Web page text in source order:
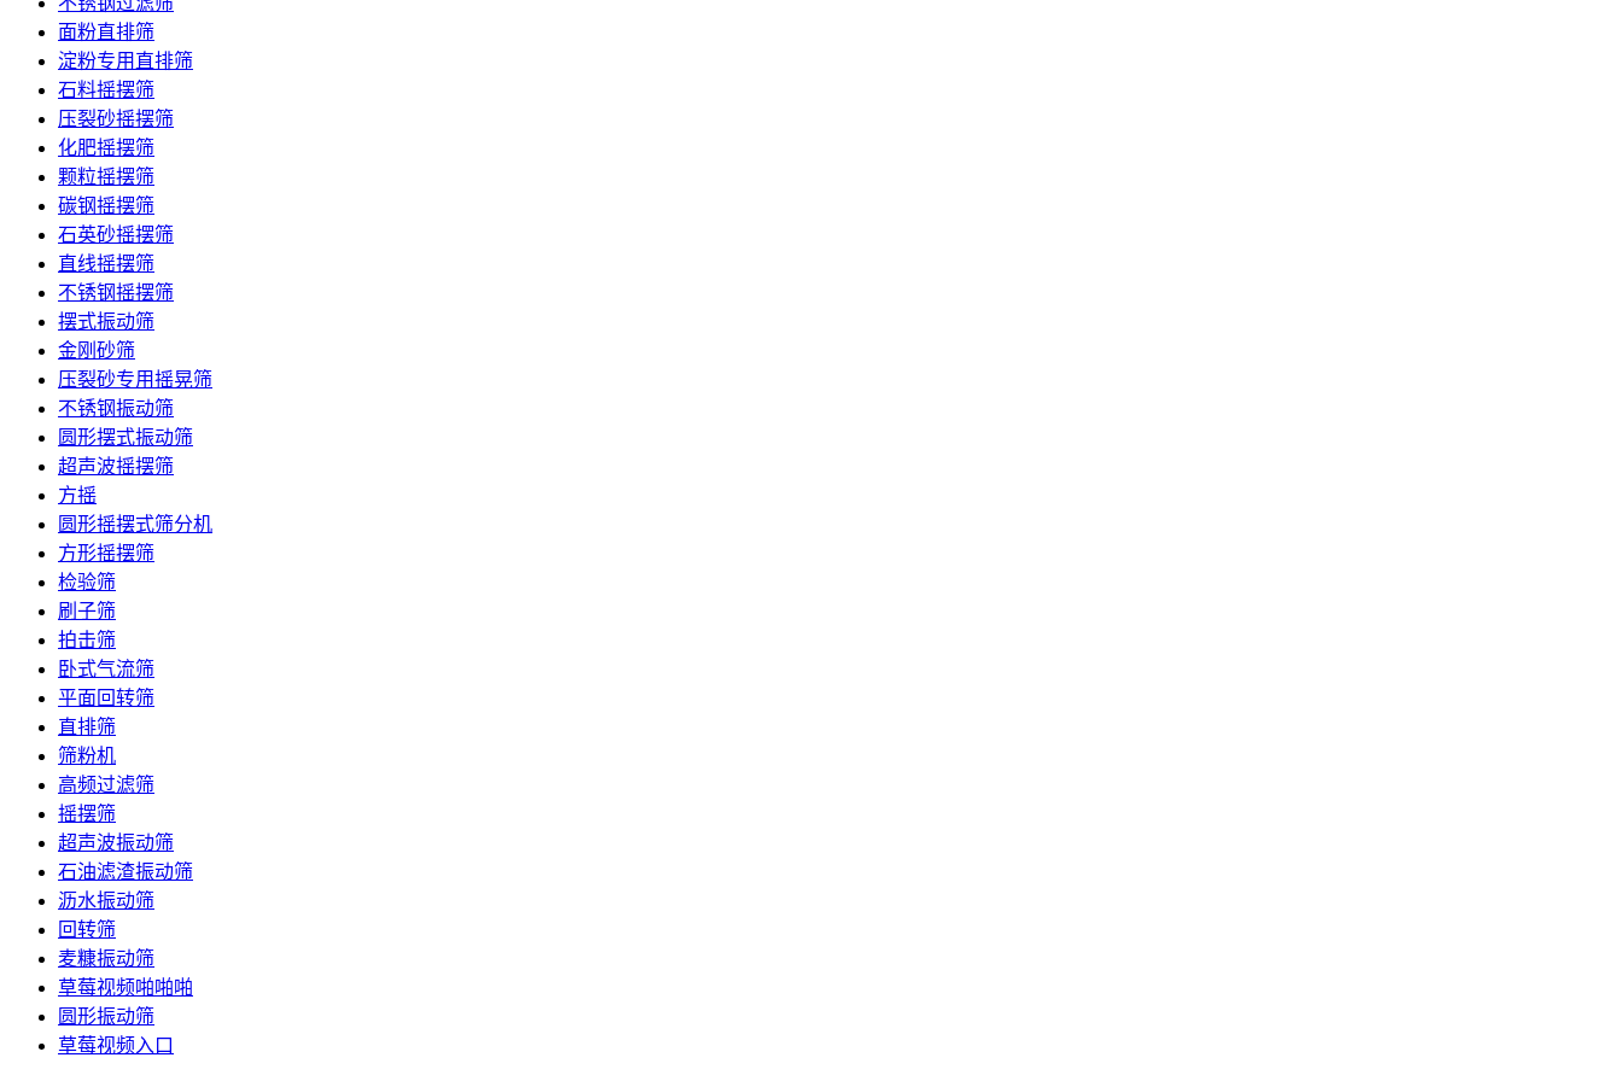
面粉直排筛
淀粉专用直排筛
石料摇摆筛
压裂砂摇摆筛
化肥摇摆筛
颗粒摇摆筛
碳钢摇摆筛
石英砂摇摆筛
直线摇摆筛
不锈钢摇摆筛
摆式振动筛
金刚砂筛
压裂砂专用摇晃筛
不锈钢振动筛
圆形摆式振动筛
超声波摇摆筛
方摇
圆形摇摆式筛分机
方形摇摆筛
检验筛
刷子筛
拍击筛
卧式气流筛
平面回转筛
直排筛
筛粉机
高频过滤筛
摇摆筛
超声波振动筛
石油滤渣振动筛
沥水振动筛
回转筛
麦糠振动筛
草莓视频啪啪啪
圆形振动筛
草莓视频入口